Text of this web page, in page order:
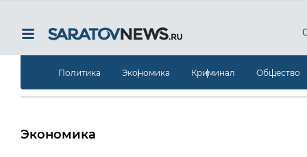
Политика Экономика Криминал Общество
Экономика